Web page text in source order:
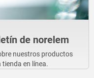
de norelem
nuestros productos
en línea.